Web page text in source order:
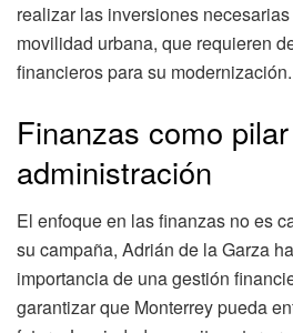
realizar las inversiones
movilidad urbana, que requieren
financieros para su modernización.
Finanzas como
administración
El enfoque en las finanzas no es
su campaña, Adrián de la Garza
importancia de una gestión
garantizar que Monterrey pueda